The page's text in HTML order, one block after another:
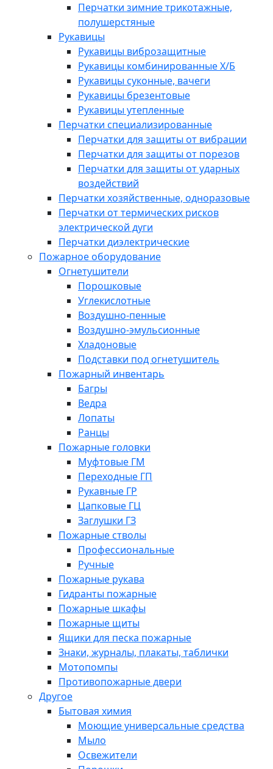
Перчатки зимние трикотажные,
полушерстяные
Рукавицы
Рукавицы виброзащитные
Рукавицы комбинированные Х/Б
Рукавицы суконные, вачеги
Рукавицы брезентовые
Рукавицы утепленные
Перчатки специализированные
Перчатки для защиты от вибрации
Перчатки для защиты от порезов
Перчатки для защиты от ударных
воздействий
Перчатки хозяйственные, одноразовые
Перчатки от термических рисков
электрической дуги
Перчатки диэлектрические
Пожарное оборудование
Огнетушители
Порошковые
Углекислотные
Воздушно-пенные
Воздушно-эмульсионные
Хладоновые
Подставки под огнетушитель
Пожарный инвентарь
Багры
Ведра
Лопаты
Ранцы
Пожарные головки
Муфтовые ГМ
Переходные ГП
Рукавные ГР
Цапковые ГЦ
Заглушки ГЗ
Пожарные стволы
Профессиональные
Ручные
Пожарные рукава
Гидранты пожарные
Пожарные шкафы
Пожарные щиты
Ящики для песка пожарные
Знаки, журналы, плакаты, таблички
Мотопомпы
Противопожарные двери
Другое
Бытовая химия
Моющие универсальные средства
Мыло
Освежители